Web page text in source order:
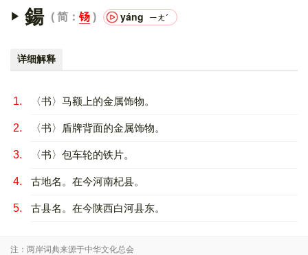
鍚 简： 钖 yáng ㄧㄤˊ
详细解释
1. 〈书〉马额上的金属饰物。
2. 〈书〉盾牌背面的金属饰物。
3. 〈书〉包车轮的铁片。
4. 古地名。在今河南杞县。
5. 古县名。在今陕西白河县东。
注：两岸词典来源于中华文化总会